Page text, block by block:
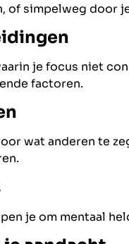
of simpelweg door
je focus niet
factoren.
wat anderen te
je om mentaal